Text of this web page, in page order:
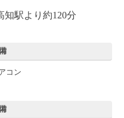
駅より約120分
コン